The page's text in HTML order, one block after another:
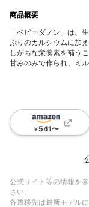
商品概要
「ベビーダノン」は、
ぷりのカルシウムに加
しがちな栄養素を補う
甘みのみで作られ、ミ
あり、朝ごはんや離乳
￥541〜
公式サイト等の情報を
さい。
各遷移先は最新モデル